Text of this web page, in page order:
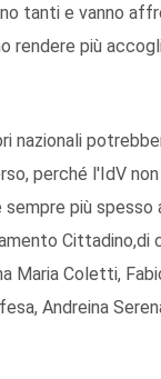
tanti e vanno
rendere più
nazionali
perché l'IdV
più
Maria Coletti,
Andreina